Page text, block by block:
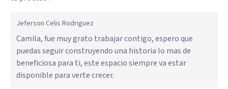
Jeferson Celis Rodriguez
Camila, fue muy grato trabajar contigo, espero que
puedas seguir construyendo una historia lo mas de
beneficiosa para ti, este espacio siempre va estar
disponible para verte crecer.